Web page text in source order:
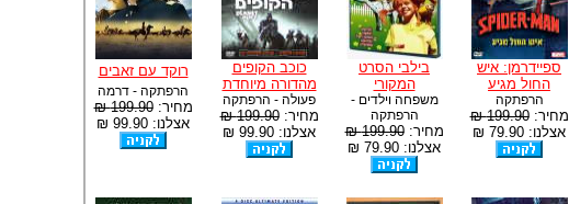
ספיידרמן: איש
החול מגיע
הרפתקה
מחיר:199.90 ₪
אצלנו: 79.90 ₪
בילבי הסרט
המקורי
משפחה וילדים -
הרפתקה
מחיר:199.90 ₪
אצלנו: 79.90 ₪
כוכב הקופים
מהדורה מיוחדת
פעולה - הרפתקה
מחיר:199.90 ₪
אצלנו: 99.90 ₪
רוקד עם זאבים
הרפתקה - דרמה
מחיר:199.90 ₪
אצלנו: 99.90 ₪